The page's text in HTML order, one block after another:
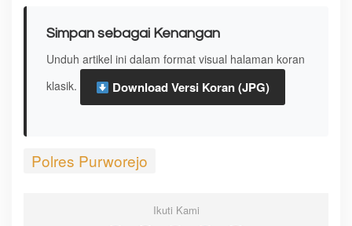
Simpan sebagai Kenangan
Unduh artikel ini dalam format visual halaman koran
klasik.
Download Versi Koran (JPG)
Polres Purworejo
Ikuti Kami